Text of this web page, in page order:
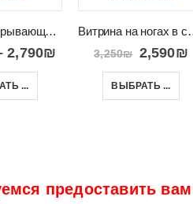
Витрина открывающаяся вправо со стеклом DORIAN DN7
2,790₪
...
Витрина на ногах
3,250₪ 2,590₪
ВЫБРАТЬ ...
предоставить